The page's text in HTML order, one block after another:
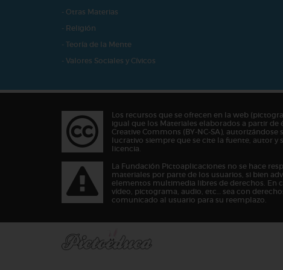
- Otras Materias
- Religión
- Teoría de la Mente
- Valores Sociales y Cívicos
Los recursos que se ofrecen en la web
igual que los Materiales elaborados a partir de
Creative Commons (BY-NC-SA), autorizándose
lucrativo siempre que se cite la fuente, autor y
licencia.
La Fundación Pictoaplicaciones no se hace
materiales por parte de los usuarios, si bien
elementos multimedia libres de derechos. En
vídeo, pictograma, audio, etc… sea con
comunicado al usuario para su reemplazo.